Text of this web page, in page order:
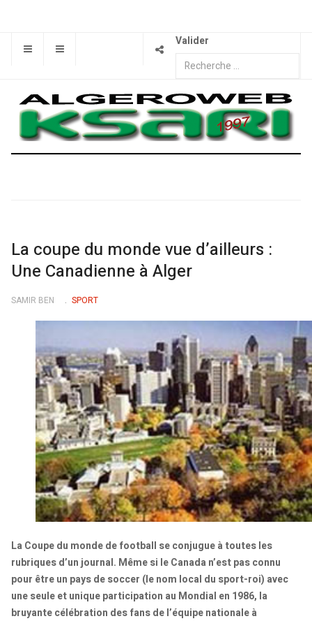
Valider
La coupe du monde vue d’ailleurs :
Une Canadienne à Alger
SAMIR BEN SPORT
La Coupe du monde de football se conjugue à toutes les
rubriques d’un journal. Même si le Canada n’est pas connu
pour être un pays de soccer (le nom local du sport-roi) avec
une seule et unique participation au Mondial en 1986, la
bruyante célébration des fans de l’équipe nationale à